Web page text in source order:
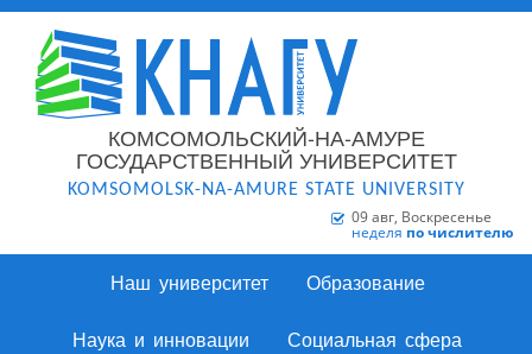
КОМСОМОЛЬСКИЙ-НА-АМУРЕ
ГОСУДАРСТВЕННЫЙ УНИВЕРСИТЕТ
KOMSOMOLSK-NA-AMURE STATE UNIVERSITY
09 авг, Воскресенье
неделя по числителю
Наш университет Образование
Наука и инновации Социальная сфера